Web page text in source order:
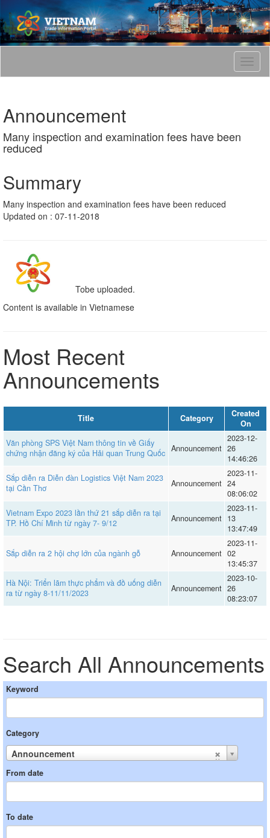
T
o
Announcement
Many inspection and examination fees have been
reduced
Summary
Many inspection and examination fees have been reduced
Updated on : 07-11-2018
Tobe uploaded.
Content is available in Vietnamese
Most Recent
Announcements
Title Category
Created
On
Văn phòng SPS Việt Nam thông tin về Giấy
chứng nhận đăng ký của Hải quan Trung Quốc Announcement
2023-12-
26
14:46:26
Sắp diễn ra Diễn đàn Logistics Việt Nam 2023
tại Cần Thơ
Announcement
2023-11-
24
08:06:02
Vietnam Expo 2023 lần thứ 21 sắp diễn ra tại
TP. Hồ Chí Minh từ ngày 7- 9/12
Announcement
2023-11-
13
13:47:49
Sắp diễn ra 2 hội chợ lớn của ngành gỗ Announcement
2023-11-
02
13:45:37
Hà Nội: Triển lãm thực phẩm và đồ uống diễn
ra từ ngày 8-11/11/2023
Announcement
2023-10-
26
08:23:07
Search All Announcements
Keyword
Category
Announcement
From date
To date